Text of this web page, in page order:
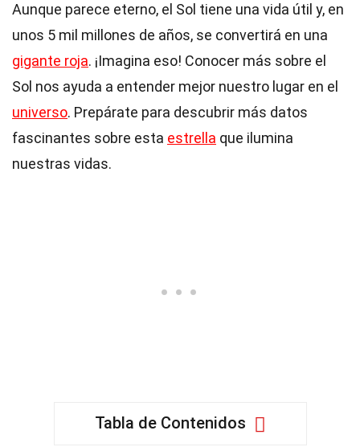
Aunque parece eterno, el Sol tiene una vida útil y, en
unos 5 mil millones de años, se convertirá en una
gigante roja. ¡Imagina eso! Conocer más sobre el
Sol nos ayuda a entender mejor nuestro lugar en el
universo. Prepárate para descubrir más datos
fascinantes sobre esta estrella que ilumina
nuestras vidas.
Tabla de Contenidos